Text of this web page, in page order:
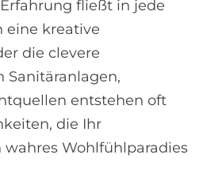
fließt in jede
eine kreative
die clevere
Sanitäranlagen,
entstehen oft
die Ihr
Wohlfühlparadies